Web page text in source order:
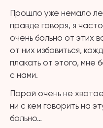
Прошло уже немало
правде говоря, я
очень больно от этих
от них избавиться,
плакать от этого, мне
с нами.
Порой очень не
ни с кем говорить на
больно…